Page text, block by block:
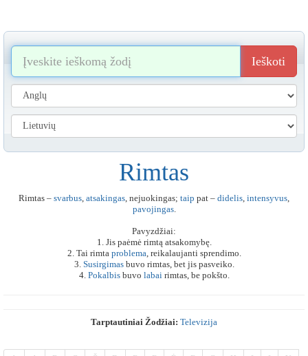
Ieškoti
Rimtas
Rimtas – svarbus, atsakingas, nejuokingas; taip pat – didelis, intensyvus,
pavojingas.
Pavyzdžiai:
1. Jis paėmė rimtą atsakomybę.
2. Tai rimta problema, reikalaujanti sprendimo.
3. Susirgimasbuvo rimtas, bet jis pasveiko.
4. Pokalbisbuvo labairimtas, be pokšto.
Tarptautiniai Žodžiai: Televizija